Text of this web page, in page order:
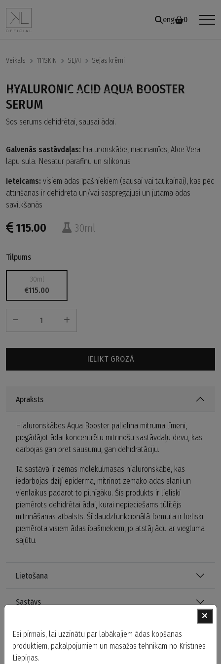
eng 0
Veikals 111SKIN SEJAI Sejas krēmi
Previous
HYALURONIC ACID AQUA BOOSTER
SERUM
Sos serums dehidrētai, sausai ādai.
Galvenās sastāvdaļas: hialuronskābe, niacinamīds, Aloe Vera
lapu sula. Nesatur parafīnu un silikonus
Ieteicams: visiem ādas īpašniekiem (sausai vai taukainai), kas pēc
attīrīšanas ir dehidrēta un/vai sasprēgājusi un jūtama ādas
savilkšanās
115.00 30ml
Tilpums
30ml
€115.00
IELIKT GROZĀ
Apraksts
Hialuronskābes Aqua Booster palielina mitruma līmeni,
piegādājot ādai koncentrētu mitrinošu sastāvdaļu devu, kas
darbojas gan pret sausumu, gan dehidratāciju.
Tā sastāvā ir zemas molekulmasas hialuronskābe, kas
iedarbojas dziļi epidermā, mitrinot zemāko ādas slāni un
vienlaikus padarot to pilnīgāku. Šis produkts ir lieliski
piemērots dehidrētai ādai, kurai nepieciešams tūlītējs
mitrināšanas atbalsts. Šī daudzfunkcionālā formula ir lieliski
piemērota visiem ādas īpašniekiem, jo atstāj ādu ar viegluma
sajūtu.
Lietošana
Sastāvs
Esi pirmais, lai uzzinātu par labākajiem ādas kopšanas
produktiem, pakalpojumiem un masāžas tehnikām no Kristīnes
Liepiņas.